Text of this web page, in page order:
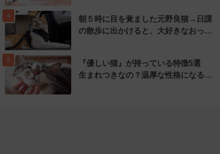
4
朝５時に目を覚ました元野良猫→日課
の散歩に出かけると、大好きなおっ…
5
『優しい猫』が持っている特徴5選
生まれつきなの？温厚な性格になる…